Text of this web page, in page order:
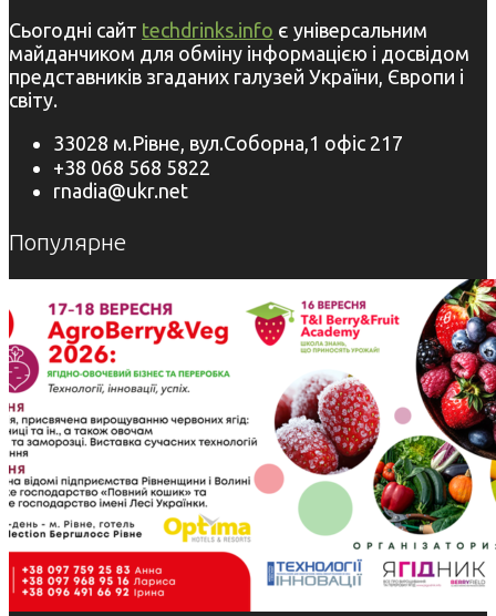
Сьогодні сайт techdrinks.info є універсальним
майданчиком для обміну інформацією і досвідом
представників згаданих галузей України, Європи і
світу.
33028 м.Рівне, вул.Соборна,1 офіс 217
+38 068 568 5822
rnadia@ukr.net
Популярне